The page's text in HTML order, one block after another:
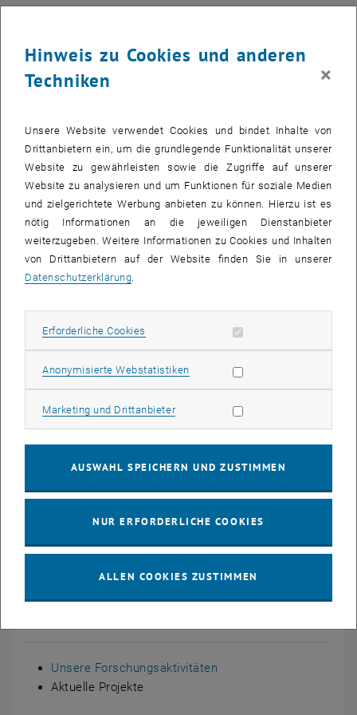
beschäftigen. Diese Veränderungen spiegeln sich auch im Schaffen
des Forschungsbereichs für Stadt- und Regionalforschung wider.
Anhand von zehn Projekten ist zu sehen, wie sich technische
gewandelt haben.
Leitungsinfrastruktur, am Bsp. Abwasserbeseitigung (1973)
Modell zur Abbildung und Simulation der regionalen
Lebensqualität (1975)
Theorie der Raumplanung (1982)
SANSTRAT – Wien (1989)
GPSIM (seit 1996 laufend)
SASI (1996-2000)
Stau Wien (2002)
European Smart Cities (2007-2021)
Energiewende im urbanen Raum
Unsere Forschungsaktivitäten
Aktuelle Projekte
Hinweis zu Cookies und anderen
Techniken
×
Unsere Website verwendet Cookies und bindet Inhalte von
Drittanbietern ein, um die grundlegende Funktionalität unserer
Website zu gewährleisten sowie die Zugriffe auf unserer
Website zu analysieren und um Funktionen für soziale Medien
und zielgerichtete Werbung anbieten zu können. Hierzu ist es
nötig Informationen an die jeweiligen Dienstanbieter
weiterzugeben. Weitere Informationen zu Cookies und Inhalten
von Drittanbietern auf der Website finden Sie in unserer
Datenschutzerklärung.
Erforderliche Cookies Erforderliche Cookies zulassen
Anonymisierte WebstatistikenStatistik Cookies zulassen
Marketing und DrittanbieterMarketing Cookies zulassen
AUSWAHL SPEICHERN UND ZUSTIMMEN
NUR ERFORDERLICHE COOKIES
ALLEN COOKIES ZUSTIMMEN